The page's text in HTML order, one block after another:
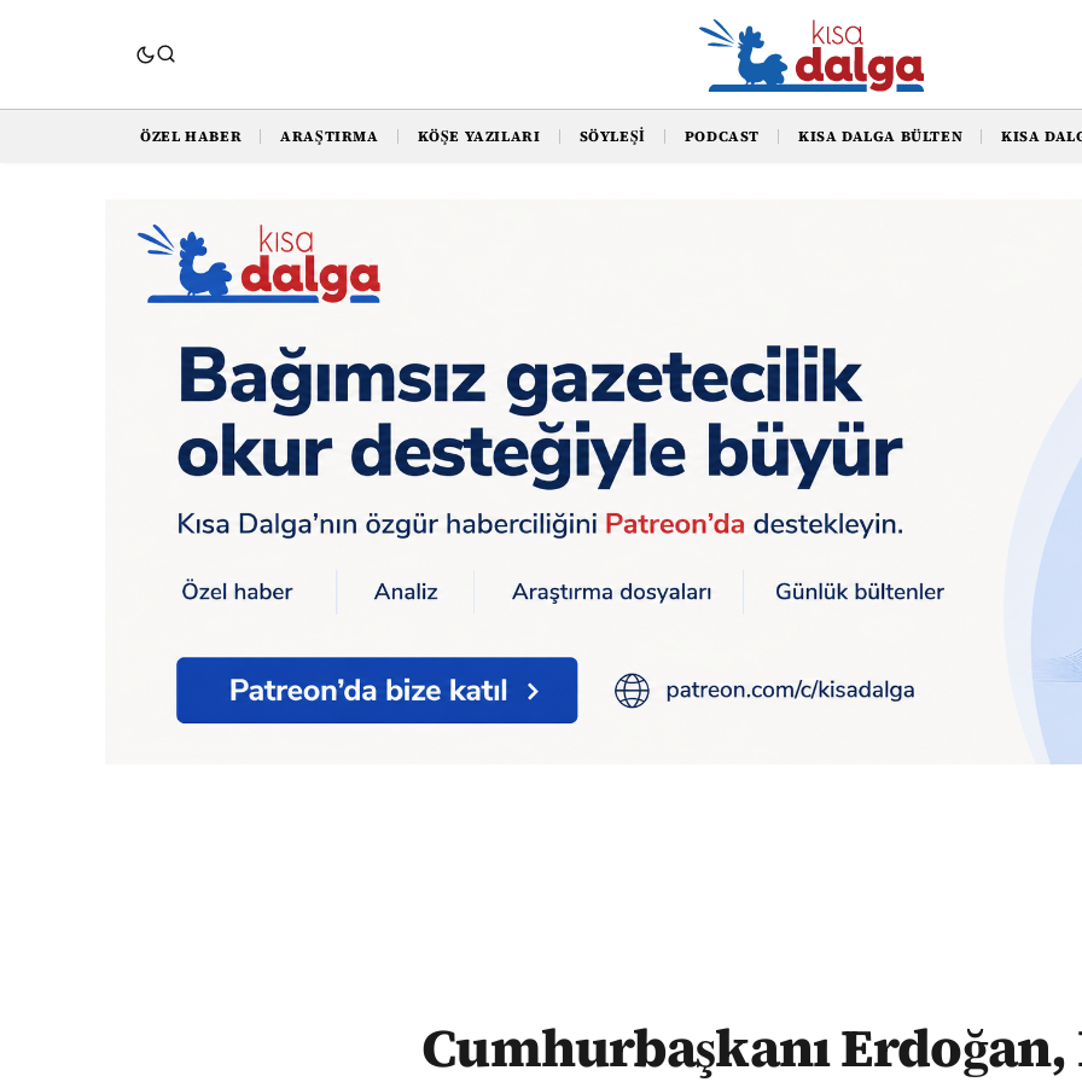
ÖZEL HABER ARAŞTIRMA KÖŞE YAZILARI SÖYLEŞI PODCAST KISA DALGA BÜLTEN KISA
Cumhurbaşkanı Erdoğan,